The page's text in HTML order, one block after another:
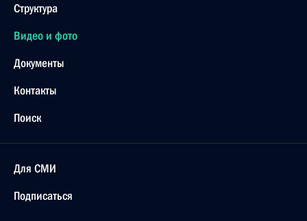
Структура
Видео и фото
Документы
Контакты
Поиск
Для СМИ
Подписаться